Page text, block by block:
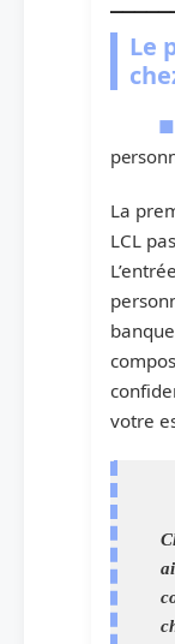
Le
La
LCL
votre